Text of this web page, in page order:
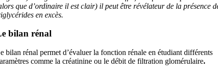
que d’ordinaire il est clair) il peut être révélateur de la présence
en excès.
bilan rénal
bilan rénal permet d’évaluer la fonction rénale en étudiant différents
comme la créatinine ou le débit de filtration glomérulaire.